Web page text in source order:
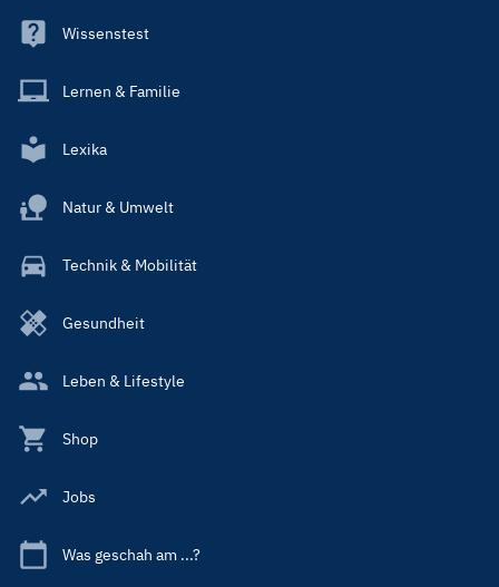
Wissenstest
Lernen & Familie
Lexika
Natur & Umwelt
Technik & Mobilität
Gesundheit
Leben & Lifestyle
Shop
Jobs
Was geschah am ...?